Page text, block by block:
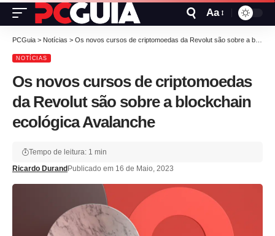
Aa
PCGuia > Notícias > Os novos cursos de criptomoedas da Revolut são sobre a blockchain ecológica Avalanche
NOTÍCIAS
Os novos cursos de criptomoedas
da Revolut são sobre a blockchain
ecológica Avalanche
Ricardo Durand Publicado em 16 de Maio, 2023
Tempo de leitura: 1 min